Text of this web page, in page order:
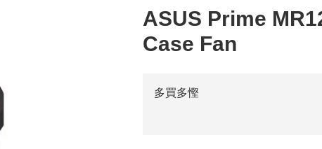
ASUS Prime
Case Fan
多買多慳